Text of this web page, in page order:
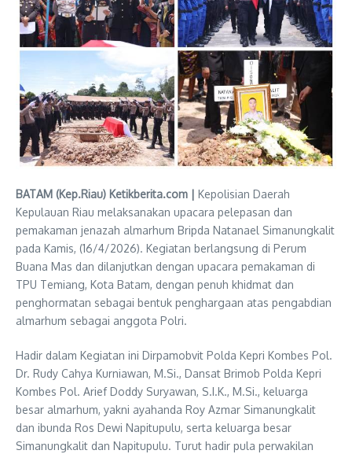
BATAM (Kep.Riau) Ketikberita.com | Kepolisian Daerah
Kepulauan Riau melaksanakan upacara pelepasan dan
pemakaman jenazah almarhum Bripda Natanael Simanungkalit
pada Kamis, (16/4/2026). Kegiatan berlangsung di Perum
Buana Mas dan dilanjutkan dengan upacara pemakaman di
TPU Temiang, Kota Batam, dengan penuh khidmat dan
penghormatan sebagai bentuk penghargaan atas pengabdian
almarhum sebagai anggota Polri.
Hadir dalam Kegiatan ini Dirpamobvit Polda Kepri Kombes Pol.
Dr. Rudy Cahya Kurniawan, M.Si., Dansat Brimob Polda Kepri
Kombes Pol. Arief Doddy Suryawan, S.I.K., M.Si., keluarga
besar almarhum, yakni ayahanda Roy Azmar Simanungkalit
dan ibunda Ros Dewi Napitupulu, serta keluarga besar
Simanungkalit dan Napitupulu. Turut hadir pula perwakilan